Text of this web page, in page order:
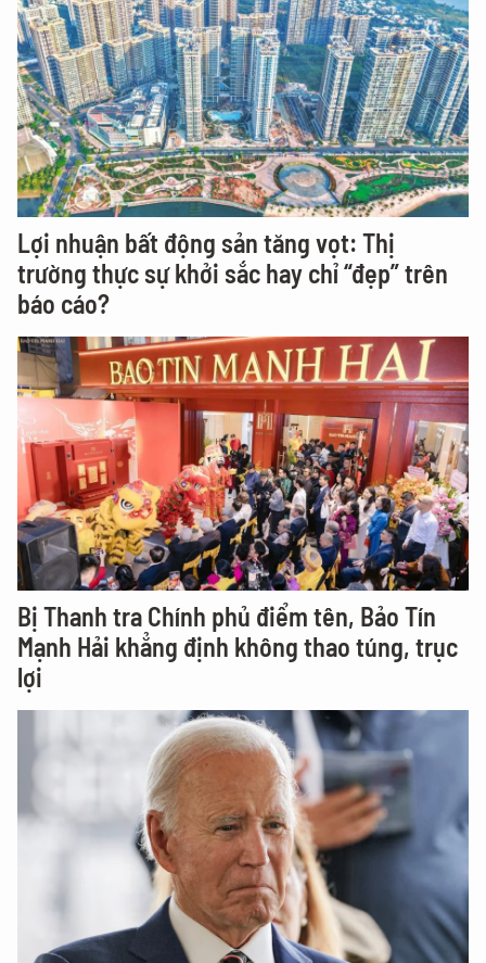
Lợi nhuận bất động sản tăng vọt: Thị
trường thực sự khởi sắc hay chỉ “đẹp” trên
báo cáo?
Bị Thanh tra Chính phủ điểm tên, Bảo Tín
Mạnh Hải khẳng định không thao túng, trục
lợi